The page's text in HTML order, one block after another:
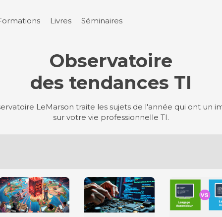
Livres Séminaires
Observatoire
des tendances TI
LeMarson traite les sujets de l'année qui ont un
sur votre vie professionnelle TI.